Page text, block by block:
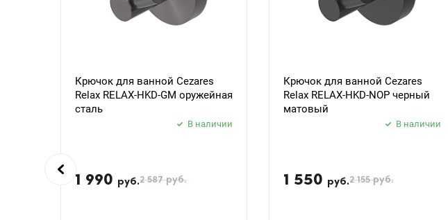
Крючок для ванной Cezares
Relax RELAX-HKD-GM оружейная
сталь
В наличии
1 990 руб.2 587руб.
Крючок для ванной Cezares
Relax RELAX-HKD-NOP черный
матовый
В наличии
1 550 руб.2 155руб.